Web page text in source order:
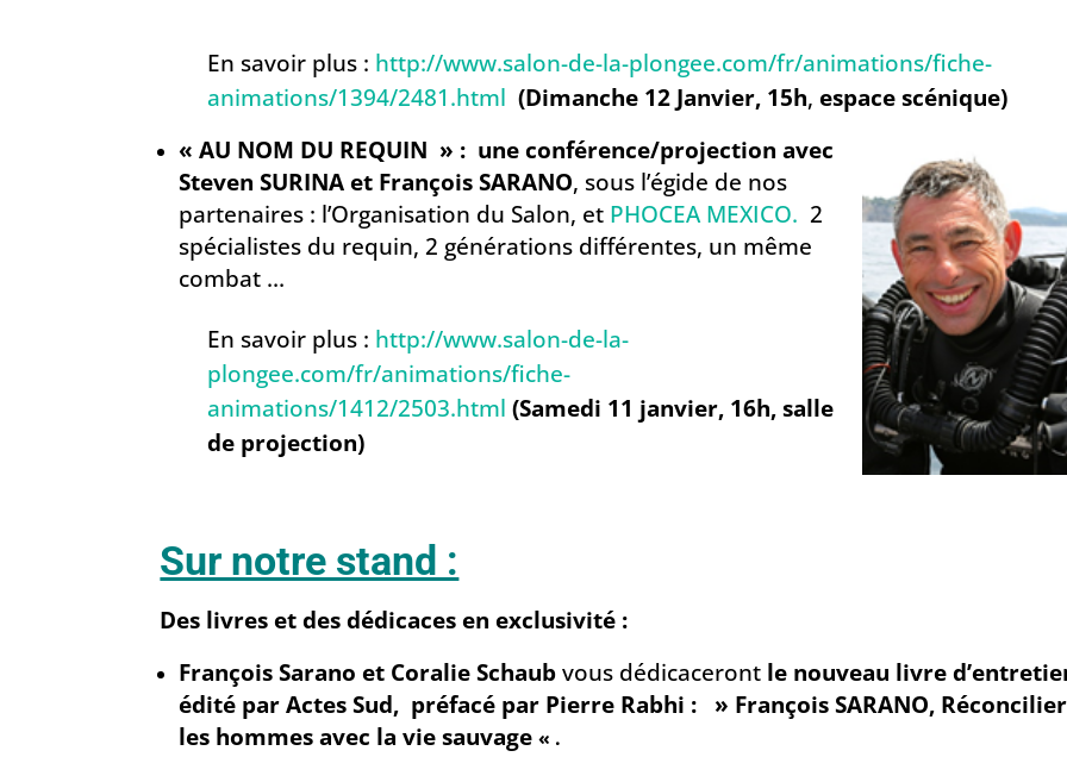
En savoir plus : http://www.salon-de-la-plongee.com/fr/animations/fiche-
animations/1394/2481.html(Dimanche 12 Janvier, 15h, espace scénique)
« AU NOM DU REQUIN » : une conférence/projection avec
Steven SURINA et François SARANO, sous l’égide de nos
partenaires : l’Organisation du Salon, et PHOCEA MEXICO. 2
spécialistes du requin, 2 générations différentes, un même
combat …
En savoir plus : http://www.salon-de-la-
plongee.com/fr/animations/fiche-
animations/1412/2503.html (Samedi 11 janvier, 16h, salle
de projection)
Sur notre stand :
Des livres et des dédicaces en exclusivité :
François Sarano et Coralie Schaubvous dédicaceront le nouveau livre
édité par Actes Sud, préfacé par Pierre Rabhi : » François SARANO, Réconcilier
les hommes avec la vie sauvage« .